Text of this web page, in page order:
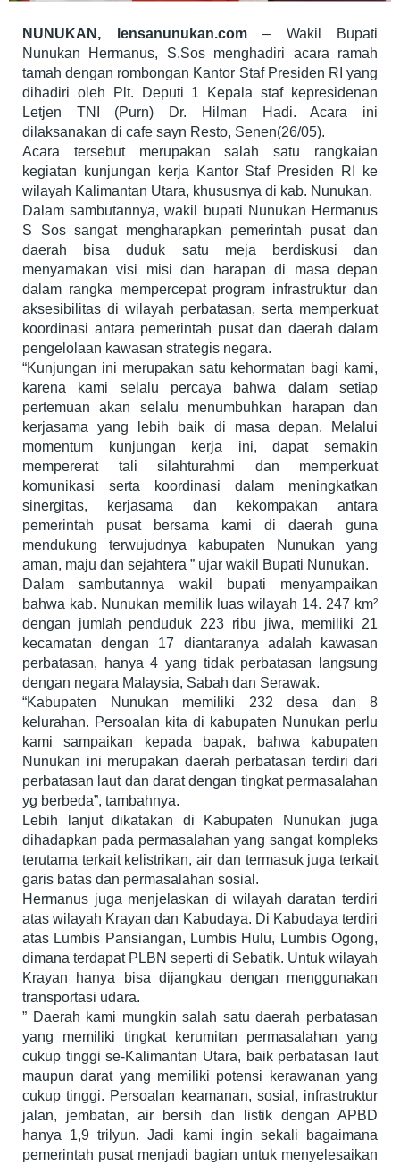
NUNUKAN, lensanunukan.com– Wakil Bupati
Nunukan Hermanus, S.Sos menghadiri acara ramah
tamah dengan rombongan Kantor Staf Presiden RI yang
dihadiri oleh Plt. Deputi 1 Kepala staf kepresidenan
Letjen TNI (Purn) Dr. Hilman Hadi. Acara ini
dilaksanakan di cafe sayn Resto, Senen(26/05).
Acara tersebut merupakan salah satu rangkaian
kegiatan kunjungan kerja Kantor Staf Presiden RI ke
wilayah Kalimantan Utara, khususnya di kab. Nunukan.
Dalam sambutannya, wakil bupati Nunukan Hermanus
S Sos sangat mengharapkan pemerintah pusat dan
daerah bisa duduk satu meja berdiskusi dan
menyamakan visi misi dan harapan di masa depan
dalam rangka mempercepat program infrastruktur dan
aksesibilitas di wilayah perbatasan, serta memperkuat
koordinasi antara pemerintah pusat dan daerah dalam
pengelolaan kawasan strategis negara.
“Kunjungan ini merupakan satu kehormatan bagi kami,
karena kami selalu percaya bahwa dalam setiap
pertemuan akan selalu menumbuhkan harapan dan
kerjasama yang lebih baik di masa depan. Melalui
momentum kunjungan kerja ini, dapat semakin
mempererat tali silahturahmi dan memperkuat
komunikasi serta koordinasi dalam meningkatkan
sinergitas, kerjasama dan kekompakan antara
pemerintah pusat bersama kami di daerah guna
mendukung terwujudnya kabupaten Nunukan yang
aman, maju dan sejahtera ” ujar wakil Bupati Nunukan.
Dalam sambutannya wakil bupati menyampaikan
bahwa kab. Nunukan memilik luas wilayah 14. 247 km²
dengan jumlah penduduk 223 ribu jiwa, memiliki 21
kecamatan dengan 17 diantaranya adalah kawasan
perbatasan, hanya 4 yang tidak perbatasan langsung
dengan negara Malaysia, Sabah dan Serawak.
“Kabupaten Nunukan memiliki 232 desa dan 8
kelurahan. Persoalan kita di kabupaten Nunukan perlu
kami sampaikan kepada bapak, bahwa kabupaten
Nunukan ini merupakan daerah perbatasan terdiri dari
perbatasan laut dan darat dengan tingkat permasalahan
yg berbeda”, tambahnya.
Lebih lanjut dikatakan di Kabupaten Nunukan juga
dihadapkan pada permasalahan yang sangat kompleks
terutama terkait kelistrikan, air dan termasuk juga terkait
garis batas dan permasalahan sosial.
Hermanus juga menjelaskan di wilayah daratan terdiri
atas wilayah Krayan dan Kabudaya. Di Kabudaya terdiri
atas Lumbis Pansiangan, Lumbis Hulu, Lumbis Ogong,
dimana terdapat PLBN seperti di Sebatik. Untuk wilayah
Krayan hanya bisa dijangkau dengan menggunakan
transportasi udara.
” Daerah kami mungkin salah satu daerah perbatasan
yang memiliki tingkat kerumitan permasalahan yang
cukup tinggi se-Kalimantan Utara, baik perbatasan laut
maupun darat yang memiliki potensi kerawanan yang
cukup tinggi. Persoalan keamanan, sosial, infrastruktur
jalan, jembatan, air bersih dan listik dengan APBD
hanya 1,9 trilyun. Jadi kami ingin sekali bagaimana
pemerintah pusat menjadi bagian untuk menyelesaikan